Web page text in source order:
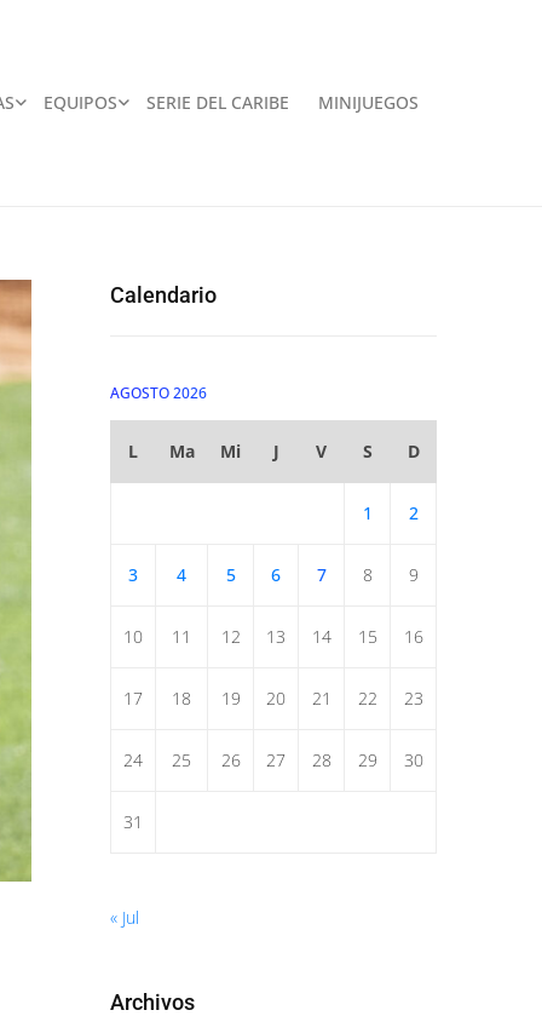
EQUIPOS SERIE DEL CARIBE MINIJUEGOS
Calendario
AGOSTO 2026
L Ma Mi J V S D
1 2
3 4 5 6 7 8 9
10 11 12 13 14 15 16
17 18 19 20 21 22 23
24 25 26 27 28 29 30
31
« Jul
Archivos